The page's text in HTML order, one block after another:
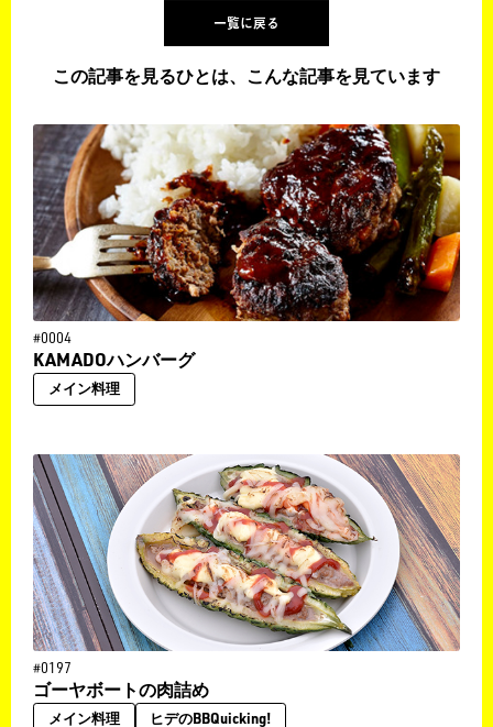
一覧に戻る
この記事を見るひとは、こんな記事を見ています
#0004
KAMADOハンバーグ
メイン料理
#0197
ゴーヤボートの肉詰め
メイン料理 ヒデのBBQuicking!